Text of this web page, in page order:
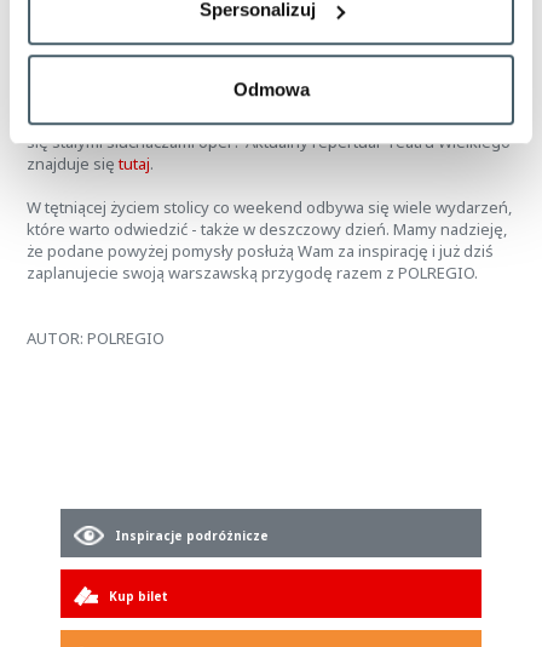
Spersonalizuj
Odmowa
dotrzecie w jego pobliże autobusami 128 i 175 (Przystanek Plac
klasyczny balet Korsarz czy operowa premiera Cardillac, której
kolekcjonować wrażenia i być otwartym na nieznane - kto wie,
może właśnie ta jesień stanie się okresem, od którego staniemy
się stałymi słuchaczami oper? Aktualny repertuar Teatru Wielkiego
znajduje siętutaj.
W tętniącej życiem stolicy co weekend odbywa się wiele wydarzeń,
które warto odwiedzić - także w deszczowy dzień. Mamy nadzieję,
że podane powyżej pomysły posłużą Wam za inspirację i już dziś
zaplanujecie swoją warszawską przygodę razem z POLREGIO.
AUTOR: POLREGIO
Inspiracje podróżnicze
Kup bilet